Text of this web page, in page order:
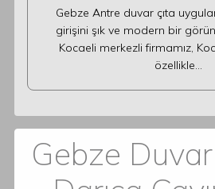
Gebze Antre duvar çıta
girişini şık ve modern bir
Kocaeli merkezli firmamız,
özellikle…
Gebze